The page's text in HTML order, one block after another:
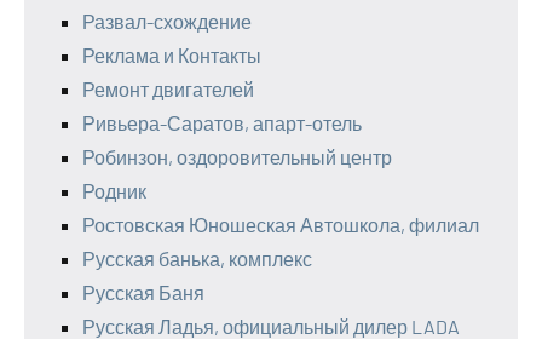
Развал-схождение
Реклама и Контакты
Ремонт двигателей
Ривьера-Саратов, апарт-отель
Робинзон, оздоровительный центр
Родник
Ростовская Юношеская Автошкола, филиал
Русская банька, комплекс
Русская Баня
Русская Ладья, официальный дилер LADA